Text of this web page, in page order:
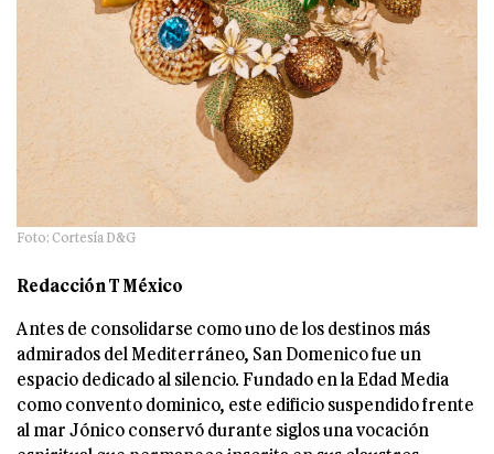
Foto: Cortesía D&G
Redacción T México
Antes de consolidarse como uno de los destinos más
admirados del Mediterráneo, San Domenico fue un
espacio dedicado al silencio. Fundado en la Edad Media
como convento dominico, este edificio suspendido frente
al mar Jónico conservó durante siglos una vocación